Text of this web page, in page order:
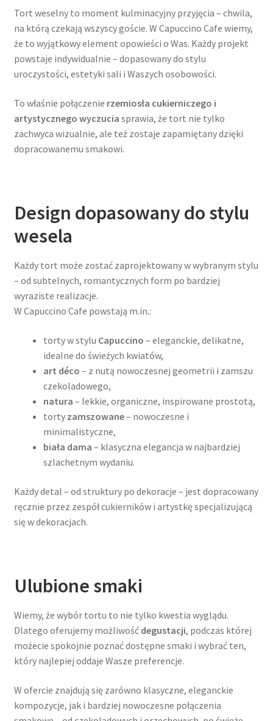
Tort weselny to moment kulminacyjny przyjęcia – chwila,
na którą czekają wszyscy goście. W Capuccino Cafe wiemy,
że to wyjątkowy element opowieści o Was. Każdy projekt
powstaje indywidualnie – dopasowany do stylu
uroczystości, estetyki sali i Waszych osobowości.
To właśnie połączenie rzemiosła cukierniczego i
artystycznego wyczucia sprawia, że tort nie tylko
zachwyca wizualnie, ale też zostaje zapamiętany dzięki
dopracowanemu smakowi.
Design dopasowany do stylu
wesela
Każdy tort może zostać zaprojektowany w wybranym stylu
– od subtelnych, romantycznych form po bardziej
wyraziste realizacje.
W Capuccino Cafe powstają m.in.:
torty w stylu Capuccino – eleganckie, delikatne,
idealne do świeżych kwiatów,
art déco – z nutą nowoczesnej geometrii i zamszu
czekoladowego,
natura – lekkie, organiczne, inspirowane prostotą,
torty zamszowane– nowoczesne i
minimalistyczne,
biała dama – klasyczna elegancja w najbardziej
szlachetnym wydaniu.
Każdy detal – od struktury po dekoracje – jest dopracowany
ręcznie przez zespół cukierników i artystkę specjalizującą
się w dekoracjach.
Ulubione smaki
Wiemy, że wybór tortu to nie tylko kwestia wyglądu.
Dlatego oferujemy możliwość degustacji, podczas której
możecie spokojnie poznać dostępne smaki i wybrać ten,
który najlepiej oddaje Wasze preferencje.
W ofercie znajdują się zarówno klasyczne, eleganckie
kompozycje, jak i bardziej nowoczesne połączenia